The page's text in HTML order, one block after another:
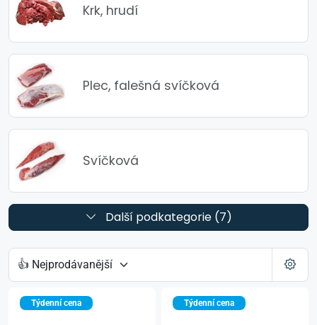
Krk, hrudí
Plec, falešná svíčková
Svíčková
Další podkategorie (7)
Týdenní cena Týdenní cena